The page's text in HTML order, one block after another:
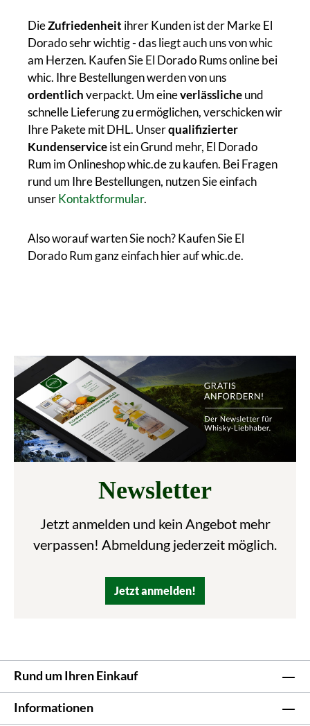
DieZufriedenheit ihrer Kunden ist der Marke El
Dorado sehr wichtig - das liegt auch uns von whic
am Herzen. Kaufen Sie El Dorado Rums online bei
whic. Ihre Bestellungen werden von uns
ordentlichverpackt. Um eineverlässlicheund
schnelle Lieferung zu ermöglichen, verschicken wir
Ihre Pakete mit DHL. Unserqualifizierter
Kundenserviceist ein Grund mehr, El Dorado
Rum im Onlineshop whic.de zu kaufen. Bei Fragen
rund um Ihre Bestellungen, nutzen Sie einfach
unserKontaktformular.
Also worauf warten Sie noch? Kaufen Sie El
Dorado Rum ganz einfach hier auf whic.de.
Newsletter
Jetzt anmelden und kein Angebot mehr
verpassen! Abmeldung jederzeit möglich.
Jetzt anmelden!
Rund um Ihren Einkauf
Informationen